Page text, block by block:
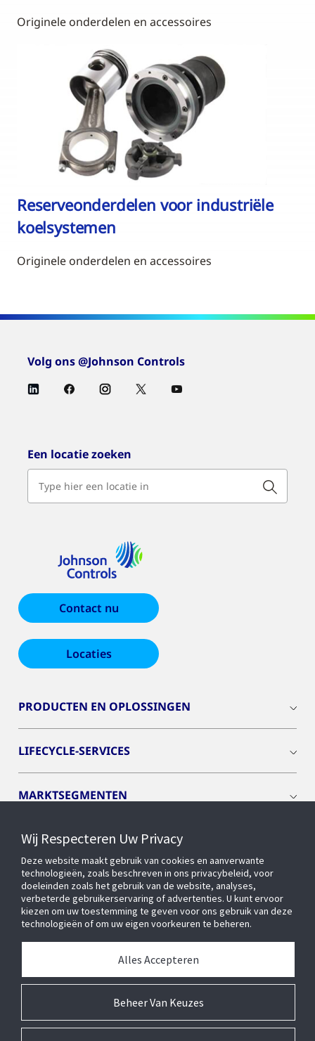
Originele onderdelen en accessoires
Reserveonderdelen voor industriële
koelsystemen
Originele onderdelen en accessoires
Volg ons @Johnson Controls
Een locatie zoeken
Contact nu
Locaties
PRODUCTEN EN OPLOSSINGEN
LIFECYCLE-SERVICES
MARKTSEGMENTEN
CYBER SOLUTIONS
OPENBLUE
SLIMME GEBOUWEN
Wij Respecteren Uw Privacy
Deze website maakt gebruik van cookies en aanverwante
technologieën, zoals beschreven in ons privacybeleid, voor
doeleinden zoals het gebruik van de website, analyses,
verbeterde gebruikerservaring of advertenties. U kunt ervoor
kiezen om uw toestemming te geven voor ons gebruik van deze
technologieën of om uw eigen voorkeuren te beheren.
Beheer Van Keuzes
Alles Accepteren